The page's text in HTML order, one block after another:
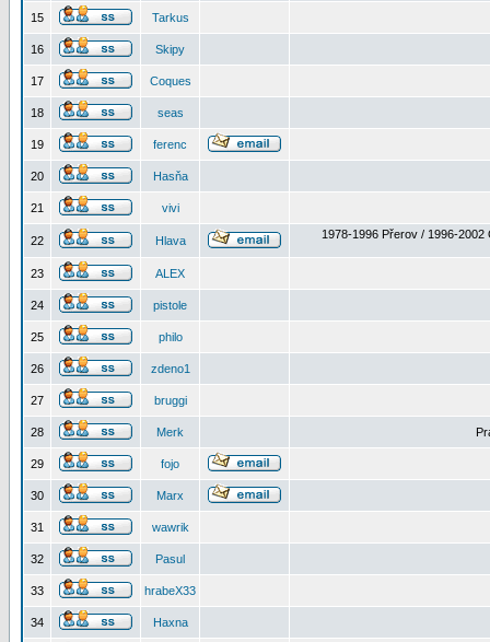
15 Tarkus
16 Skipy
17 Coques
18 seas
19 ferenc
20 Hasňa
21 vivi
22 Hlava 1978-1996 Přerov / 1996-2002
23 ALEX
24 pistole
25 philo
26 zdeno1
27 bruggi
28 Merk
29 fojo
30 Marx
31 wawrik
32 Pasul
33 hrabeX33
34 Haxna